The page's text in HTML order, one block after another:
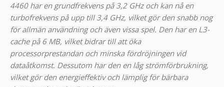
4460 har en grundfrekvens på 3,2 GHz och kan nå en
turbofrekvens på upp till 3,4 GHz, vilket gör den snabb nog
för allmän användning och även vissa spel. Den har en L3-
cache på 6 MB, vilket bidrar till att öka
processorprestandan och minska fördröjningen vid
dataåtkomst. Dessutom har den en låg strömförbrukning,
vilket gör den energieffektiv och lämplig för bärbara